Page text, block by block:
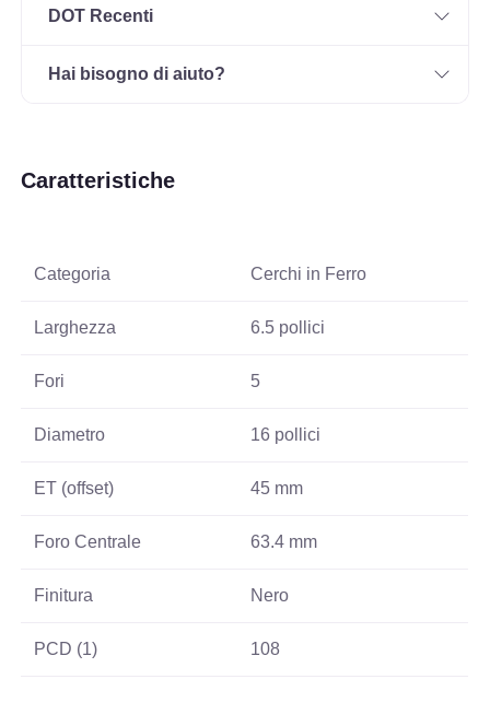
DOT Recenti
Hai bisogno di aiuto?
Caratteristiche
Categoria Cerchi in Ferro
Larghezza 6.5 pollici
Fori 5
Diametro 16 pollici
ET (offset) 45 mm
Foro Centrale 63.4 mm
Finitura Nero
PCD (1) 108